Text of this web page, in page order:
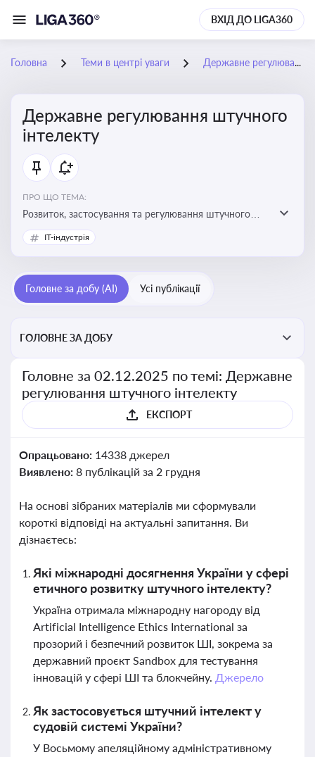
ВХІД ДО LIGA360
Головна Теми в центрі уваги Державне регулювання штучного інтелекту
Державне регулювання штучного
інтелекту
ПРО ЩО ТЕМА:
Розвиток, застосування та регулювання штучного
інтелекту в різних сферах — від управління бізнесом
до державного сектора
IT-індустрія
Головне за добу (AI) Усі публікації
ГОЛОВНЕ ЗА ДОБУ
Головне за 02.12.2025 по темі: Державне
регулювання штучного інтелекту
ЕКСПОРТ
Опрацьовано: 14338 джерел
Виявлено: 8 публікацій за 2 грудня
На основі зібраних матеріалів ми сформували
короткі відповіді на актуальні запитання. Ви
дізнаєтесь:
Які міжнародні досягнення України у сфері
етичного розвитку штучного інтелекту?
Україна отримала міжнародну нагороду від
Artificial Intelligence Ethics International за
прозорий і безпечний розвиток ШІ, зокрема за
державний проєкт Sandbox для тестування
інновацій у сфері ШІ та блокчейну. Джерело
Як застосовується штучний інтелект у
судовій системі України?
У Восьмому апеляційному адміністративному